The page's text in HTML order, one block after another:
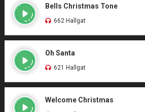
Bells Christmas Tone
662 Hallgat
Oh Santa
621 Hallgat
Welcome Christmas